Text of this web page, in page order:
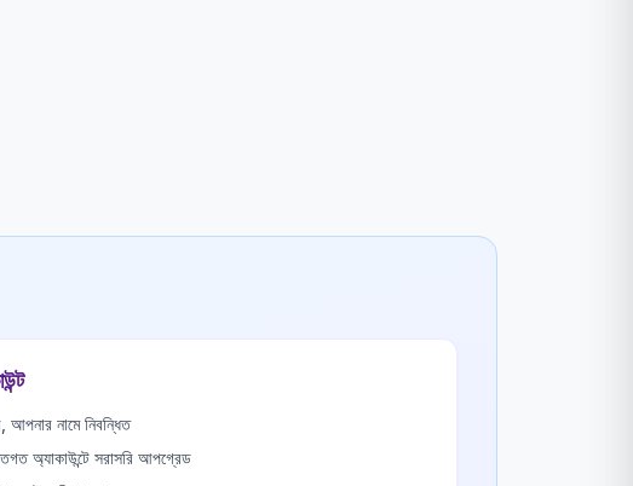
নামে নিবন্ধিত
অ্যাকাউন্টে সরাসরি আপগ্রেড